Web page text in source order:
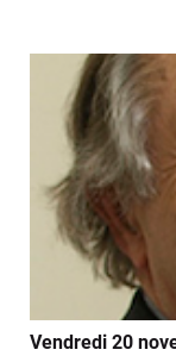
Vendredi 20